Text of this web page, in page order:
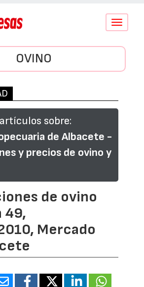
Conmutar
OVINO
sobre:
de Albacete -
y precios de ovino y
de ovino
49,
Mercado